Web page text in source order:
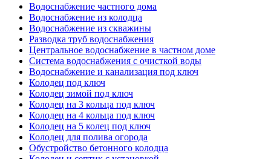
Водоснабжение частного дома
Водоснабжение из колодца
Водоснабжение из скважины
Разводка труб водоснабжения
Центральное водоснабжение в частном доме
Система водоснабжения с очисткой воды
Водоснабжение и канализация под ключ
Колодец под ключ
Колодец зимой под ключ
Колодец на 3 кольца под ключ
Колодец на 4 кольца под ключ
Колодец на 5 колец под ключ
Колодец для полива огорода
Обустройство бетонного колодца